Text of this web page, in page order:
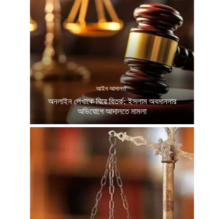
আইন আদালত
অনলাইন লেখাকে ঘিরে বিতর্ক: ইসলাম অবমাননার
অভিযোগে আদালতে মামলা